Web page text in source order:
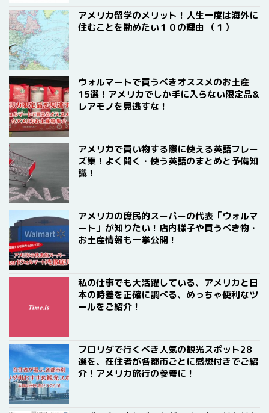
アメリカ留学のメリット！人生一度は海外に
住むことを勧めたい１０の理由 （１）
ウォルマートで買うべきオススメのお土産
15選！アメリカでしか手に入らない限定品&
レアモノを見逃すな！
アメリカで買い物する際に使える英語フレー
ズ集！よく聞く・使う英語のまとめと予備知
識！
アメリカの庶民的スーパーの代表「ウォルマ
ート」が知りたい！店内様子や買うべき物・
お土産情報も一挙公開！
私の仕事でも大活躍している、アメリカと日
本の時差を正確に調べる、めっちゃ便利なツ
ールをご紹介！
フロリダで行くべき人気の観光スポット28
選を、在住者が各都市ごとに感想付きでご紹
介！アメリカ旅行の参考に！